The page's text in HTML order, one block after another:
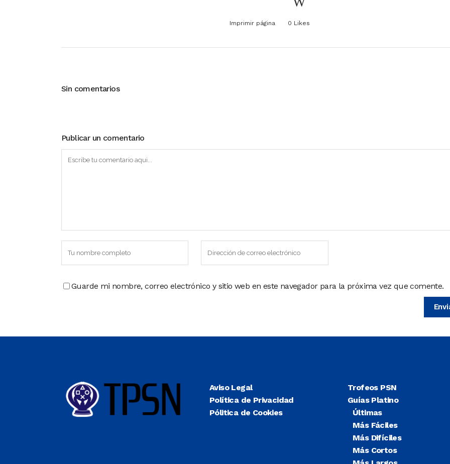
Imprimir página 0 Likes
Sin comentarios
Publicar un comentario
Guarde mi nombre, correo electrónico y sitio web en este navegador para la próxima vez que comente.
Aviso Legal
Política de Privacidad
Pólitica de Cookies
Trofeos PSN
Guías Platino
Últimas
Más Fáciles
Más Difíciles
Más Cortos